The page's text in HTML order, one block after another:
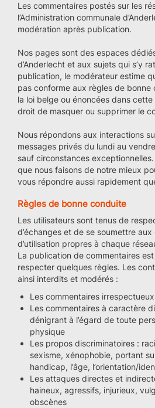
Les commentaires postés sur les
l’Administration communale
modération après publication.
Nos pages sont des espaces
d’Anderlecht et aux sujets qui s’y
publication, le modérateur estime
pas conforme aux règles de
la loi belge ou énoncées dans
droit de masquer ou supprimer le
Nous répondons aux interactions
messages privés du lundi au
sauf circonstances
que nous faisons de notre mieux
vous répondre aussi rapidement
Règles de bonne conduite
Les utilisateurs sont tenus de
d’échanges et de se soumettre
d’utilisation propres à chaque
La publication de commentaires
respecter quelques règles. Les
ainsi interdits et modérés :
Les commentaires
Les commentaires à caractère
dénigrant à l’égard de toute
physique
Les propos discriminatoires :
sexisme, xénophobie, portant
handicap, l’âge, l’orientation/
Les attaques directes et
haineux, agressifs, injurieux,
obscènes